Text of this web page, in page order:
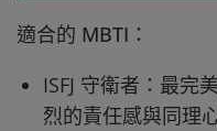
適合的 MBTI：
ISFJ 守衛者：最完
烈的責任感與同理